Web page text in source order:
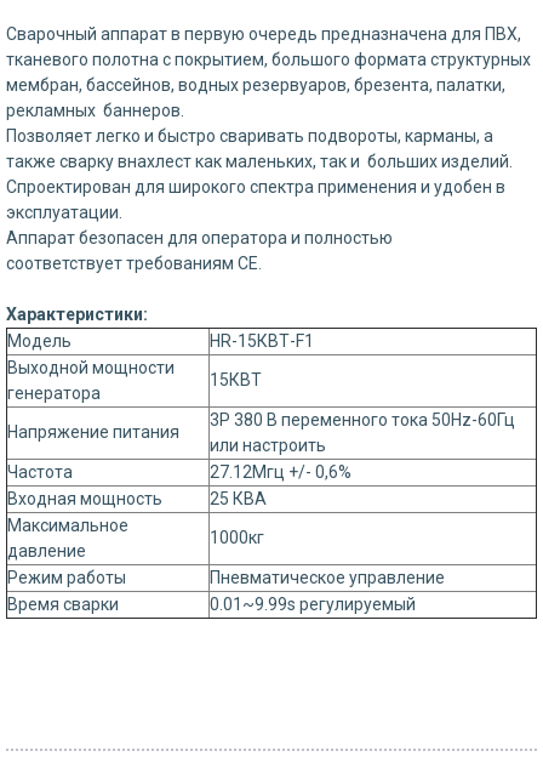
Сварочный аппарат в первую очередь предназначена для ПВХ,
тканевого полотна с покрытием, большого формата структурных
мембран, бассейнов, водных резервуаров, брезента, палатки,
рекламных баннеров.
Позволяет легко и быстро сваривать подвороты, карманы, а
также сварку внахлест как маленьких, так и больших изделий.
Спроектирован для широкого спектра применения и удобен в
эксплуатации.
Аппарат безопасен для оператора и полностью
соответствует требованиям CE.
Характеристики:
Модель
HR-15КВТ-F1
Выходной мощности
генератора
15КВТ
Напряжение питания
3P 380 В переменного тока 50Hz-60Гц
или настроить
Частота
27.12Мгц +/- 0,6%
Входная мощность
25 КВА
Максимальное
давление
1000кг
Режим работы
Пневматическое управление
Время сварки
0.01~9.99s регулируемый